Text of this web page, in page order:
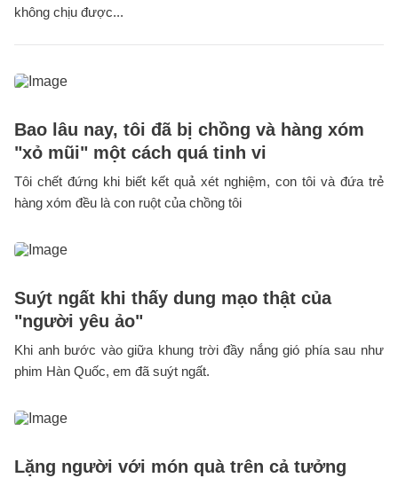
không chịu được...
Bao lâu nay, tôi đã bị chồng và hàng xóm
"xỏ mũi" một cách quá tinh vi
Tôi chết đứng khi biết kết quả xét nghiệm, con tôi và đứa trẻ
hàng xóm đều là con ruột của chồng tôi
Suýt ngất khi thấy dung mạo thật của
"người yêu ảo"
Khi anh bước vào giữa khung trời đầy nắng gió phía sau như
phim Hàn Quốc, em đã suýt ngất.
Lặng người với món quà trên cả tưởng